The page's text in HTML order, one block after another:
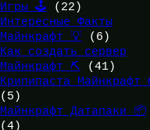
Игры 🕹️ (22)
Интересные Факты
Майнкрафт 💡(6)
Как создать сервер
Майнкрафт ⛏️ (41)
Крипипаста Майнкрафт
(5)
Майнкрафт Датапаки 📦
(4)